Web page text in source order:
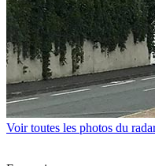
Voir toutes les photos du